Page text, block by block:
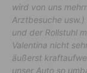
wird von uns
Arztbesuche
und der Rollstuhl
Valentina nicht
äußerst
unser Auto so